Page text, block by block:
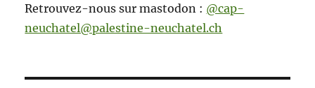
Retrouvez-nous sur mastodon : @cap-
neuchatel@palestine-neuchatel.ch